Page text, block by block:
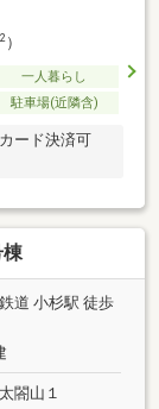
2）
一人暮らし
駐車場(近隣含)
ード決済可
道 小杉駅 徒歩
閤山１